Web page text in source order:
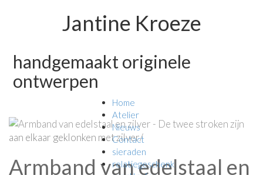
Jantine Kroeze
handgemaakt originele
ontwerpen
Home
Atelier
Nieuws
Contact
sieraden
relatiegeschenk
Armband van edelstaal en